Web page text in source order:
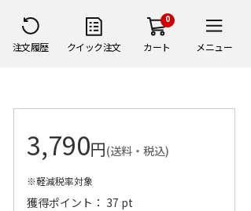
注文履歴 クイック注文
0
カート メニュー
3,790円(送料・税込)
※軽減税率対象
獲得ポイント： 37 pt